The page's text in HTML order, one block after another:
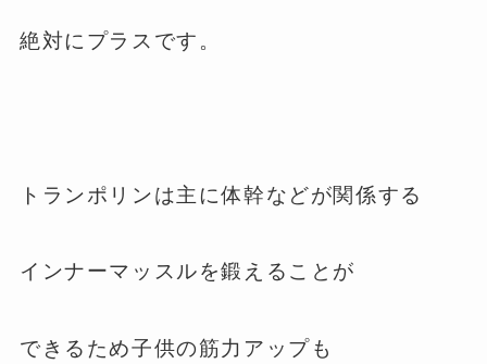
絶対にプラスです。
トランポリンは主に体幹などが関係する
インナーマッスルを鍛えることが
できるため子供の筋力アップも